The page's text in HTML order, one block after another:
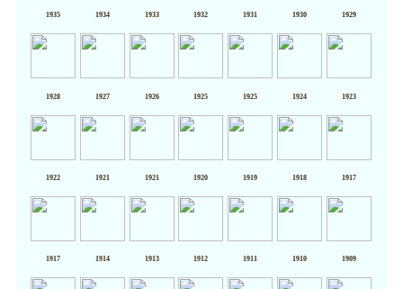
1935 1934 1933 1932 1931 1930 1929
1928 1927 1926 1925 1925 1924 1923
1922 1921 1921 1920 1919 1918 1917
1917 1914 1913 1912 1911 1910 1909